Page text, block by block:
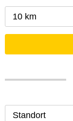
10 km
Standort